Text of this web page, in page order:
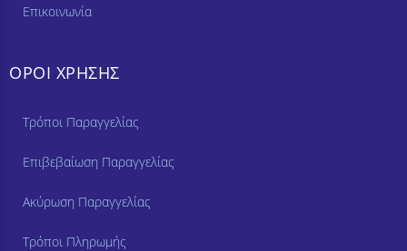
Επικοινωνία
ΟΡΟΙ ΧΡΗΣΗΣ
Τρόποι Παραγγελίας
Επιβεβαίωση Παραγγελίας
Ακύρωση Παραγγελίας
Τρόποι Πληρωμής